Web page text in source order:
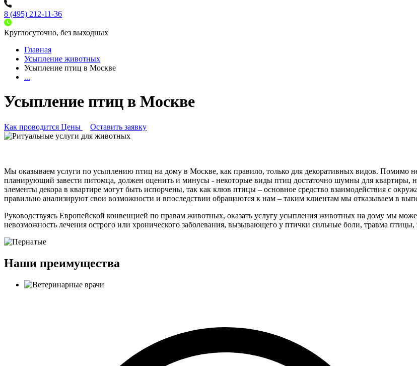
8 (495) 212-11-36
Круглосуточно, без выходных
Главная
Усыпление животных
Усыпление птиц в Москве
...
Усыпление птиц в Москве
Как проводится Цены Оставить заявку
Мы оказываем услуги по усыплению птиц на дому в Москве, как правило, только для декоративных видов. Помимо
планирующий завести питомца, должен оценить и минусы - некоторые виды птиц достаточно шумны для квартиры,
элементы декора в квартире могут быть испорчены, так как клюв птицы – основное средство взаимодействия с
правильно анализируют свои возможности и впоследствии обращаются к нам – таким клиентам мы отказываем в
Руководствуясь Европейской конвенцией по правам животных, оказать услугу усыпления животных на дому мы
невозможность лечения острого или хронического заболевания, вызывающего у птички сильные боли, травма
Наши преимущества